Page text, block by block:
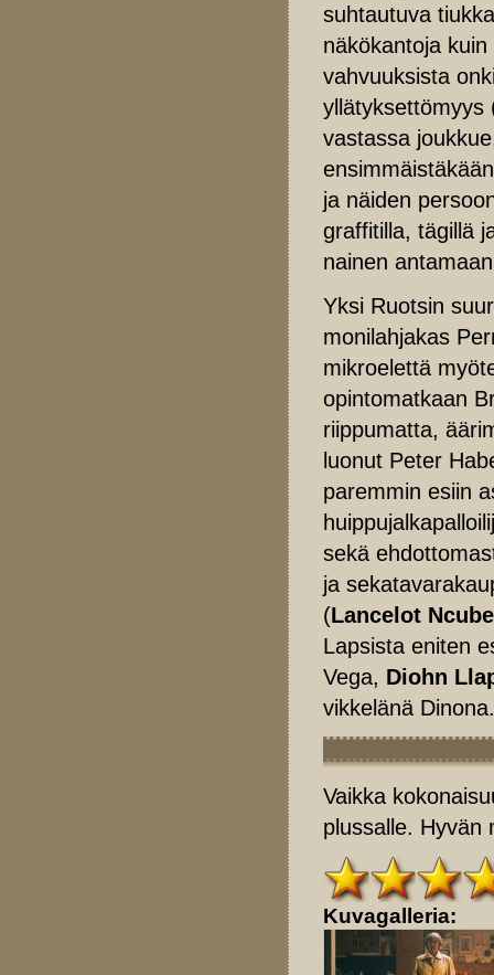
suhtautuva
näkökantoja
vahvuuksista
yllätyksettömyys
vastassa
ja näiden
graffitilla, tägillä
nainen
Yksi Ruotsin
monilahjakas
mikroelettä
opintomatkaan
riippumatta,
luonut Peter
paremmin esiin
sekä
ja
(Lancelot Ncube
Lapsista eniten
Vega, Diohn
vikkelänä Dinona.
Vaikka
plussalle. Hyvän
Kuvagalleria: